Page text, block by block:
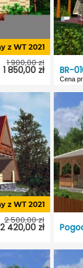
30°
Dach:
Kąt
1 850,00 zł
1 900,00 zł
Letniskowy
Bez garażu
Nie
BR-
Cena
BR-
Typ
Dach:
2 420,00 zł
2 500,00 zł